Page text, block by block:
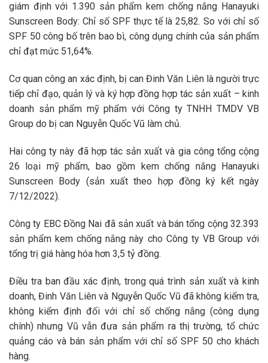
giám định với 1.390 sản phẩm kem chống nắng Hanayuki
Sunscreen Body: Chỉ số SPF thực tế là 25,82. So với chỉ số
SPF 50 công bố trên bao bì, công dụng chính của sản phẩm
chỉ đạt mức 51,64%.
Cơ quan công an xác định, bị can Đinh Văn Liên là người trực
tiếp chỉ đạo, quản lý và ký hợp đồng hợp tác sản xuất – kinh
doanh sản phẩm mỹ phẩm với Công ty TNHH TMDV VB
Group do bị can Nguyễn Quốc Vũ làm chủ.
Hai công ty này đã hợp tác sản xuất và gia công tổng cộng
26 loại mỹ phẩm, bao gồm kem chống nắng Hanayuki
Sunscreen Body (sản xuất theo hợp đồng ký kết ngày
7/12/2022).
Công ty EBC Đồng Nai đã sản xuất và bán tổng cộng 32.393
sản phẩm kem chống nắng này cho Công ty VB Group với
tổng trị giá hàng hóa hơn 3,5 tỷ đồng.
Điều tra ban đầu xác định, trong quá trình sản xuất và kinh
doanh, Đinh Văn Liên và Nguyễn Quốc Vũ đã không kiểm tra,
không kiểm định đối với chỉ số chống nắng (công dụng
chính) nhưng Vũ vẫn đưa sản phẩm ra thị trường, tổ chức
quảng cáo và bán sản phẩm với chỉ số SPF 50 cho khách
hàng.